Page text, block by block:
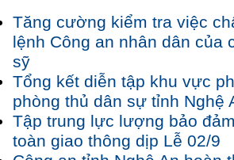
Tăng cường kiểm tra việc
lệnh Công an nhân dân của
sỹ
Tổng kết diễn tập khu vực
phòng thủ dân sự tỉnh Nghệ
Tập trung lực lượng bảo
toàn giao thông dịp Lễ 02/9